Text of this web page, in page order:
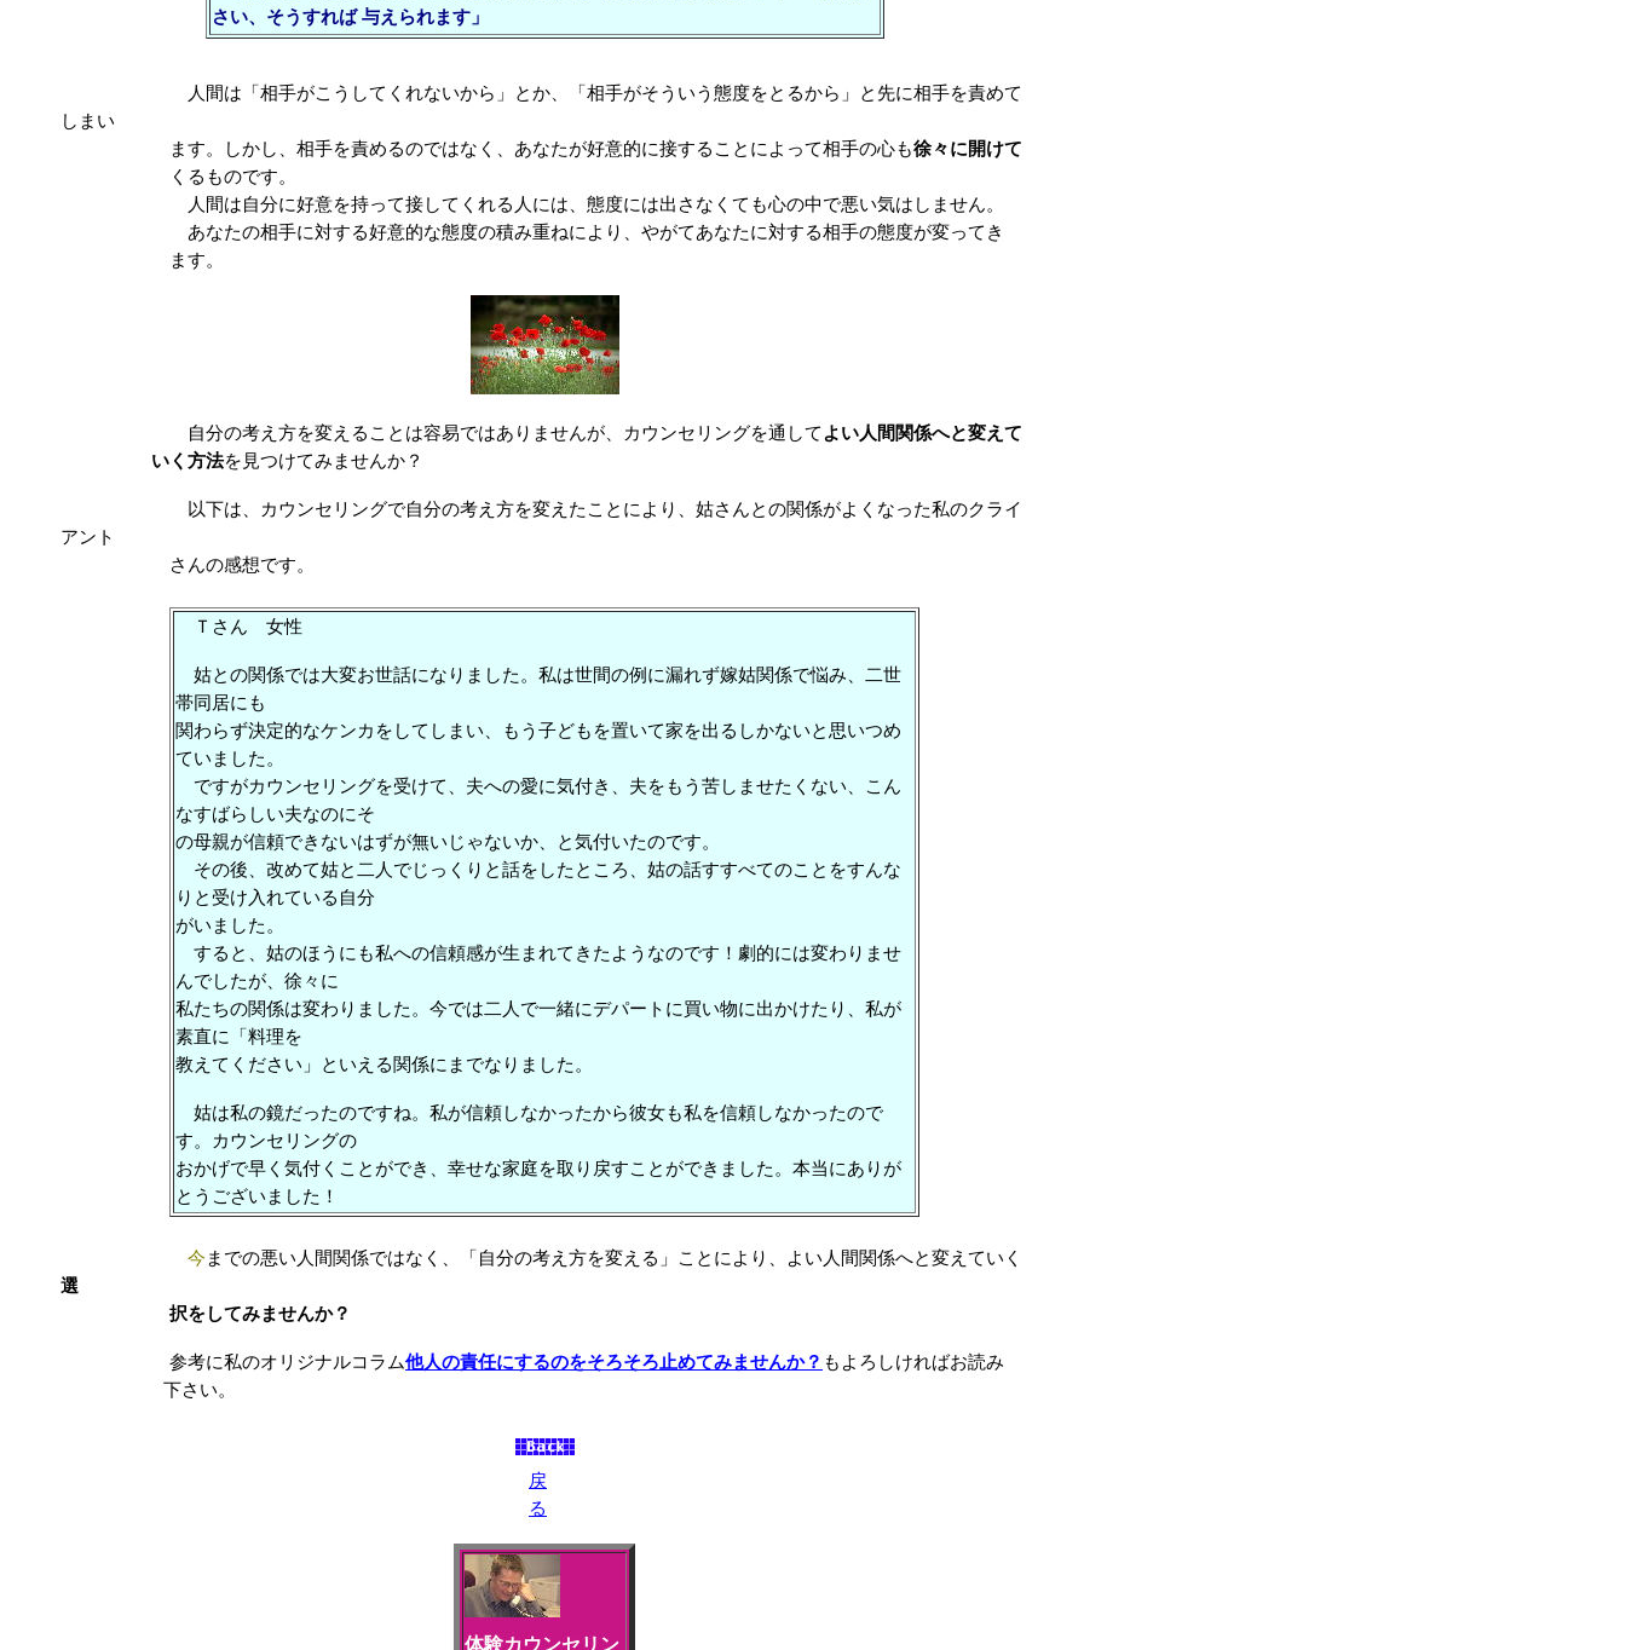
さい、そうすれば 与えられます」
人間は「相手がこうしてくれないから」とか、「相手がそういう態度をとるから」と先に相手を責めて
しまい
ます。しかし、相手を責めるのではなく、あなたが好意的に接することによって相手の心も徐々に開けて
くるものです。
人間は自分に好意を持って接してくれる人には、態度には出さなくても心の中で悪い気はしません。
あなたの相手に対する好意的な態度の積み重ねにより、やがてあなたに対する相手の態度が変ってき
ます。
自分の考え方を変えることは容易ではありませんが、カウンセリングを通して よい人間関係へと変えて
いく方法を見つけてみませんか？
以下は、カウンセリングで自分の考え方を変えたことにより、姑さんとの関係がよくなった私のクライ
アント
さんの感想です。
Ｔさん 女性
姑との関係では大変お世話になりました。私は世間の例に漏れず嫁姑関係で悩み、二世
帯同居にも
関わらず決定的なケンカをしてしまい、もう子どもを置いて家を出るしかないと思いつめ
ていました。
ですがカウンセリングを受けて、夫への愛に気付き、夫をもう苦しませたくない、こん
なすばらしい夫なのにそ
の母親が信頼できないはずが無いじゃないか、と気付いたのです。
その後、改めて姑と二人でじっくりと話をしたところ、姑の話すすべてのことをすんな
りと受け入れている自分
がいました。
すると、姑のほうにも私への信頼感が生まれてきたようなのです！劇的には変わりませ
んでしたが、徐々に
私たちの関係は変わりました。今では二人で一緒にデパートに買い物に出かけたり、私が
素直に「料理を
教えてください」といえる関係にまでなりました。
姑は私の鏡だったのですね。私が信頼しなかったから彼女も私を信頼しなかったので
す。カウンセリングの
おかげで早く気付くことができ、幸せな家庭を取り戻すことができました。本当にありが
とうございました！
今までの悪い人間関係ではなく、「自分の考え方を変える」ことにより、よい人間関係へと変えていく
選
択をしてみませんか？
参考に私のオリジナルコラム他人の責任にするのをそろそろ止めてみませんか？ もよろしければお読み
下さい。
戻
る
体験カウンセリン